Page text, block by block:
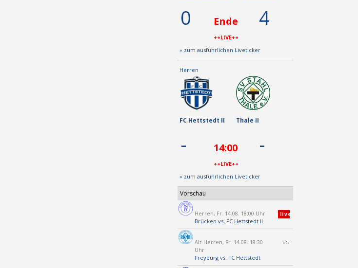
0 Ende
++LIVE++
4
» zum ausführlichen Liveticker
Herren
FC Hettstedt II Thale II
- 14:00
++LIVE++
-
» zum ausführlichen Liveticker
Vorschau
Herren, Fr. 14.08. 18:00 Uhr
Brücken vs. FC Hettstedt II
live
Alt-Herren, Fr. 14.08. 18:30
Uhr
Freyburg vs. FC Hettstedt
-:-